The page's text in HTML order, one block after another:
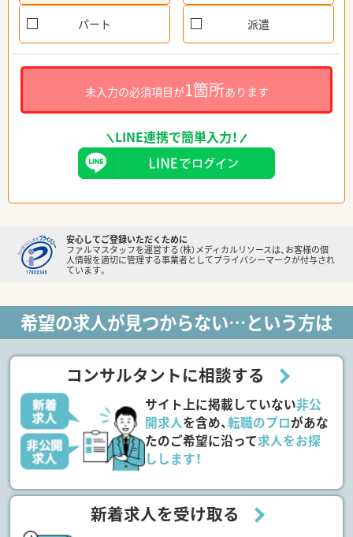
パート 派遣
未入力の必須項目が1箇所あります
LINE連携で簡単入力！
安心してご登録いただくために
ファルマスタッフを運営する（株）メディカルリソースは、お客様の個
人情報を適切に管理する事業者としてプライバシーマークが付与され
ています。
希望の求人が見つからない…という方は
コンサルタントに相談する
サイト上に掲載していない非公
開求人を含め、転職のプロがあな
たのご希望に沿って求人をお探
しします！
新着求人を受け取る